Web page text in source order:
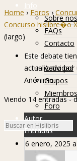
Info
Sobre
FAQs
Contacto
Hislibreños
Actividad
Grupos
Miembros
Foro
Home › Foros ›
Concurso hislibre�o
(largo)
Este debate
actualizado por
Anónimo.
Viendo 14 entradas -
Autor
Entradas
6 enero, 2025